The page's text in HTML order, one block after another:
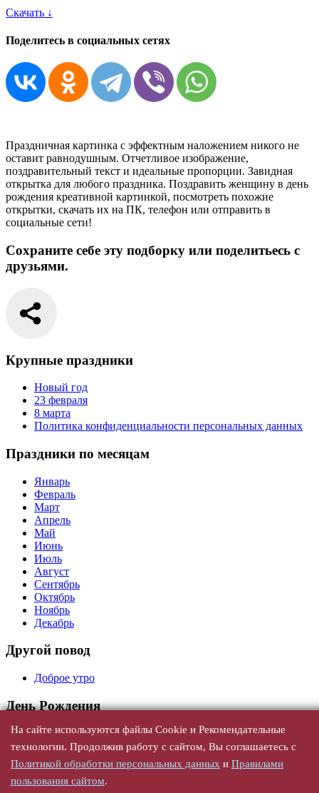
Скачать ↓
Поделитесь в социальных сетях
Праздничная картинка с эффектным наложением никого не
оставит равнодушным. Отчетливое изображение,
поздравительный текст и идеальные пропорции. Завидная
открытка для любого праздника. Поздравить женщину в день
рождения креативной картинкой, посмотреть похожие
открытки, скачать их на ПК, телефон или отправить в
социальные сети!
Сохраните себе эту подборку или поделитьесь с
друзьями.
Крупные праздники
Новый год
23 февраля
8 марта
Политика конфиденциальности персональных данных
Праздники по месяцам
Январь
Февраль
Март
Апрель
Май
Июнь
Июль
Август
Сентябрь
Октябрь
Ноябрь
Декабрь
Другой повод
Доброе утро
День Рождения
Универсальные
С юбилеем
По годам
По именам, женщине
По именам, мужчине
На сайте используются файлы Cookie и Рекомендательные
технологии. Продолжив работу с сайтом, Вы соглашаетесь с
Политикой обработки персональных данных и Правилами
пользования сайтом.